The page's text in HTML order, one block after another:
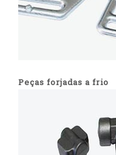
Peças forjadas a frio